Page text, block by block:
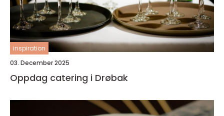
inspiration
03. December 2025
Oppdag catering i Drøbak